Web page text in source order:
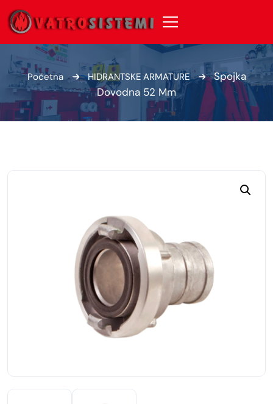
Početna HIDRANTSKE ARMATURE
Spojka
Dovodna 52 Mm